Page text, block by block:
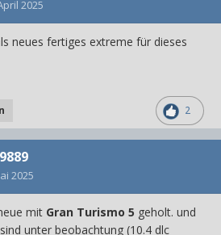
2025
neues fertiges extreme für dieses
2
2025
mit Gran Turismo 5 geholt. und
unter beobachtung (10.4 dlc